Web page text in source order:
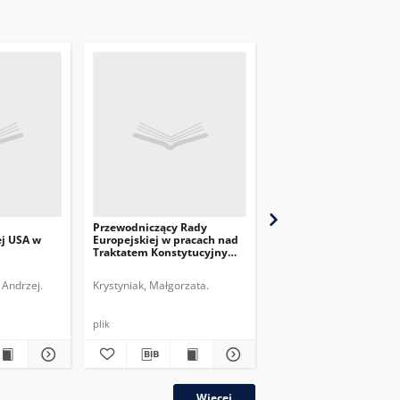
USA w
Przewodniczący Rady
Europejskiej w pracach nad
Traktatem Konstytucyjnym
Krystyniak, Małgorzata.
plik